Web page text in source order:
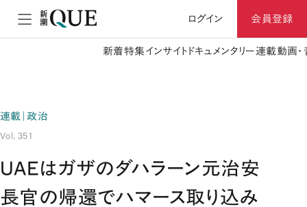
ログイン 会員登録
新着特集 インサイト ドキュメンタリー 連載動画
連載｜政治
Vol. 351
UAEはガザのダハラーン元治安
長官の帰還でハマース取り込み